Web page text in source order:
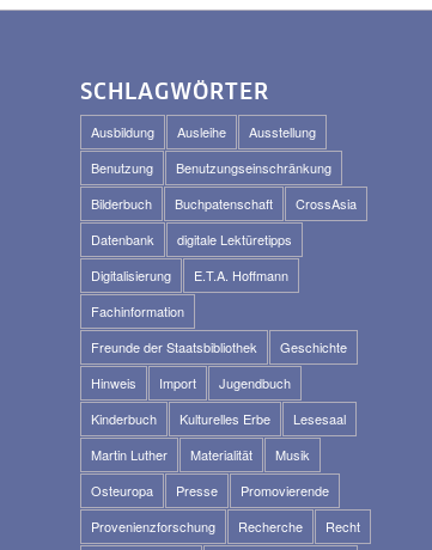
SCHLAGWÖRTER
Ausbildung Ausleihe
Ausstellung
Benutzung
Benutzungseinschränkung
Bilderbuch
Buchpatenschaft
CrossAsia
Datenbank
digitale Lektüretipps
Digitalisierung
E.T.A. Hoffmann
Fachinformation
Freunde der Staatsbibliothek
Geschichte
Hinweis
Import
Jugendbuch
Kinderbuch
Kulturelles Erbe
Lesesaal
Martin Luther
Materialität
Musik
Osteuropa
Presse
Promovierende
Provenienzforschung
Recherche
Recht